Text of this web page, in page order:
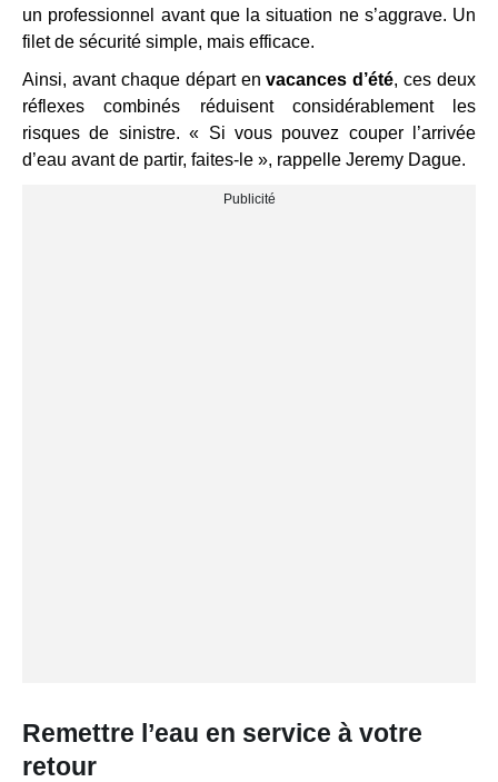
un professionnel avant que la situation ne s’aggrave. Un
filet de sécurité simple, mais efficace.
Ainsi, avant chaque départ envacances d’été, ces deux
réflexes combinés réduisent considérablement les
risques de sinistre. « Si vous pouvez couper l’arrivée
d’eau avant de partir, faites-le », rappelle Jeremy Dague.
Remettre l’eau en service à votre
retour